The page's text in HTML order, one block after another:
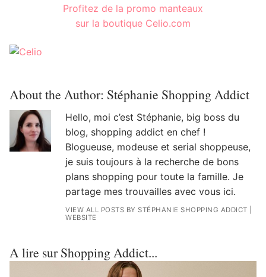
Profitez de la promo manteaux
sur la boutique Celio.com
About the Author: Stéphanie Shopping Addict
Hello, moi c’est Stéphanie, big boss du
blog, shopping addict en chef !
Blogueuse, modeuse et serial shoppeuse,
je suis toujours à la recherche de bons
plans shopping pour toute la famille. Je
partage mes trouvailles avec vous ici.
VIEW ALL POSTS BY STÉPHANIE SHOPPING ADDICT
WEBSITE
A lire sur Shopping Addict...